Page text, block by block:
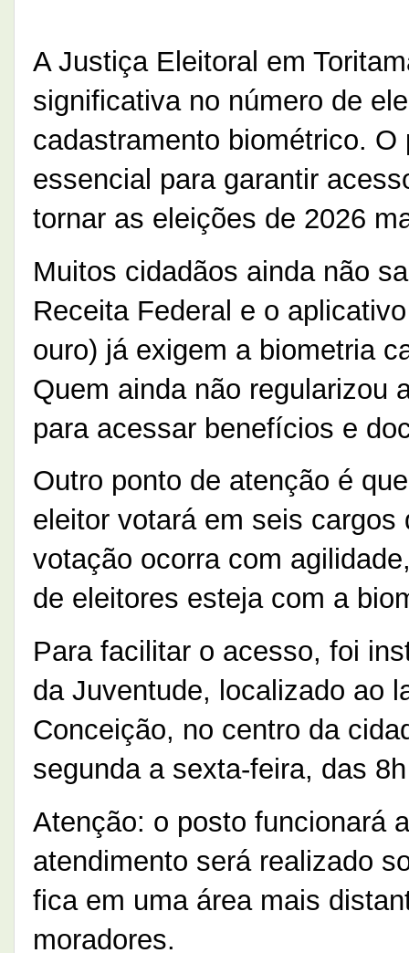
A Justiça Eleitoral em
significativa no número de
cadastramento biométrico.
essencial para garantir
tornar as eleições de 2026
Muitos cidadãos ainda não
Receita Federal e o
ouro) já exigem a biometria
Quem ainda não regularizou
para acessar benefícios e
Outro ponto de atenção é
eleitor votará em seis
votação ocorra com
de eleitores esteja com a
Para facilitar o acesso, foi
da Juventude, localizado ao
Conceição, no centro da
segunda a sexta-feira, das
Atenção: o posto funcionará
atendimento será realizado
fica em uma área mais
moradores.